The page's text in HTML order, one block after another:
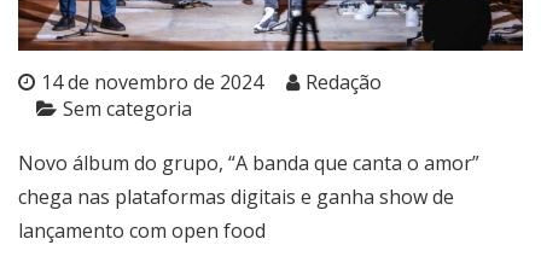
14 de novembro de 2024
Redação
Sem categoria
Novo álbum do grupo, “A banda que canta o amor”
chega nas plataformas digitais e ganha show de
lançamento com open food